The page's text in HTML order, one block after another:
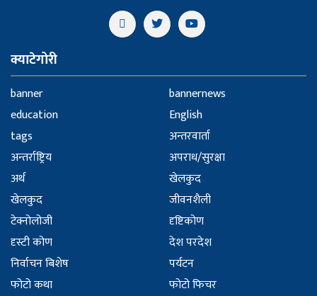
क्याटेगोरी
banner
bannernews
education
English
tags
अन्तरवार्ता
अन्तर्राष्ट्रिय
अपराध/सुरक्षा
अर्थ
खेलकुद
खेलकुद
जीवनशैली
टेक्नोलोजी
दृष्टिकोण
दृस्टी कोण
देश परदेश
निर्वाचन बिशेष
पर्यटन
फोटो कथा
फोटो फिचर